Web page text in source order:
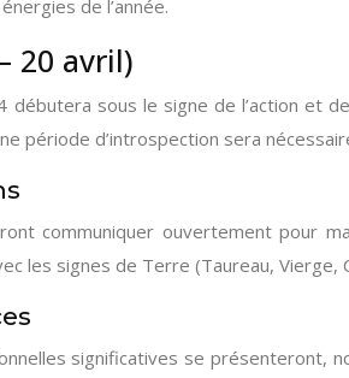
de l’année.
20 avril)
débutera sous le signe de l’action et
période d’introspection sera
communiquer ouvertement pour
les signes de Terre (Taureau,
significatives se présenteront,